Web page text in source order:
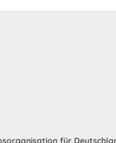
für